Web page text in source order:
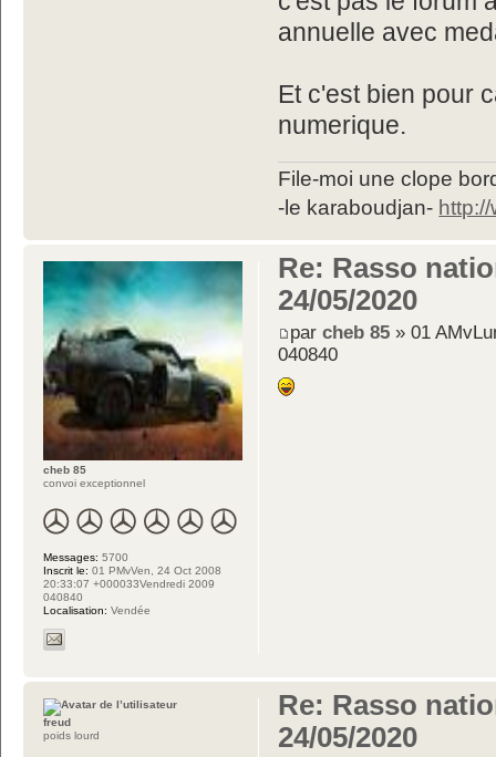
annuelle avec
Et c'est bien pour
numerique.
File-moi une clope
-le karaboudjan-
Re: Rasso
24/05/2020
parcheb 85 » 01
040840
cheb 85
convoi exceptionnel
Messages: 5700
Inscrit le: 01 PMvVen, 24 Oct 2008
20:33:07 +000033Vendredi 2009
040840
Localisation: Vendée
Re: Rasso
24/05/2020
freud
poids lourd